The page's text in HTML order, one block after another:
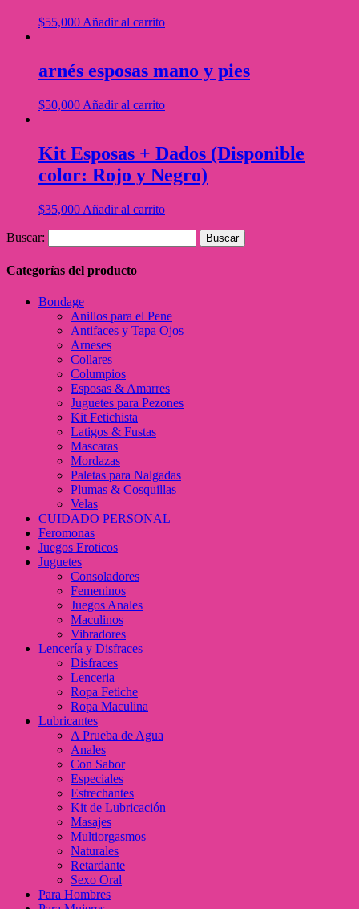
$55,000 Añadir al carrito
arnés esposas mano y pies
$50,000 Añadir al carrito
Kit Esposas + Dados (Disponible
color: Rojo y Negro)
$35,000 Añadir al carrito
Buscar:
Categorías del producto
Bondage
Anillos para el Pene
Antifaces y Tapa Ojos
Arneses
Collares
Columpios
Esposas & Amarres
Juguetes para Pezones
Kit Fetichista
Latigos & Fustas
Mascaras
Mordazas
Paletas para Nalgadas
Plumas & Cosquillas
Velas
CUIDADO PERSONAL
Feromonas
Juegos Eroticos
Juguetes
Consoladores
Femeninos
Juegos Anales
Maculinos
Vibradores
Lencería y Disfraces
Disfraces
Lenceria
Ropa Fetiche
Ropa Maculina
Lubricantes
A Prueba de Agua
Anales
Con Sabor
Especiales
Estrechantes
Kit de Lubricación
Masajes
Multiorgasmos
Naturales
Retardante
Sexo Oral
Para Hombres